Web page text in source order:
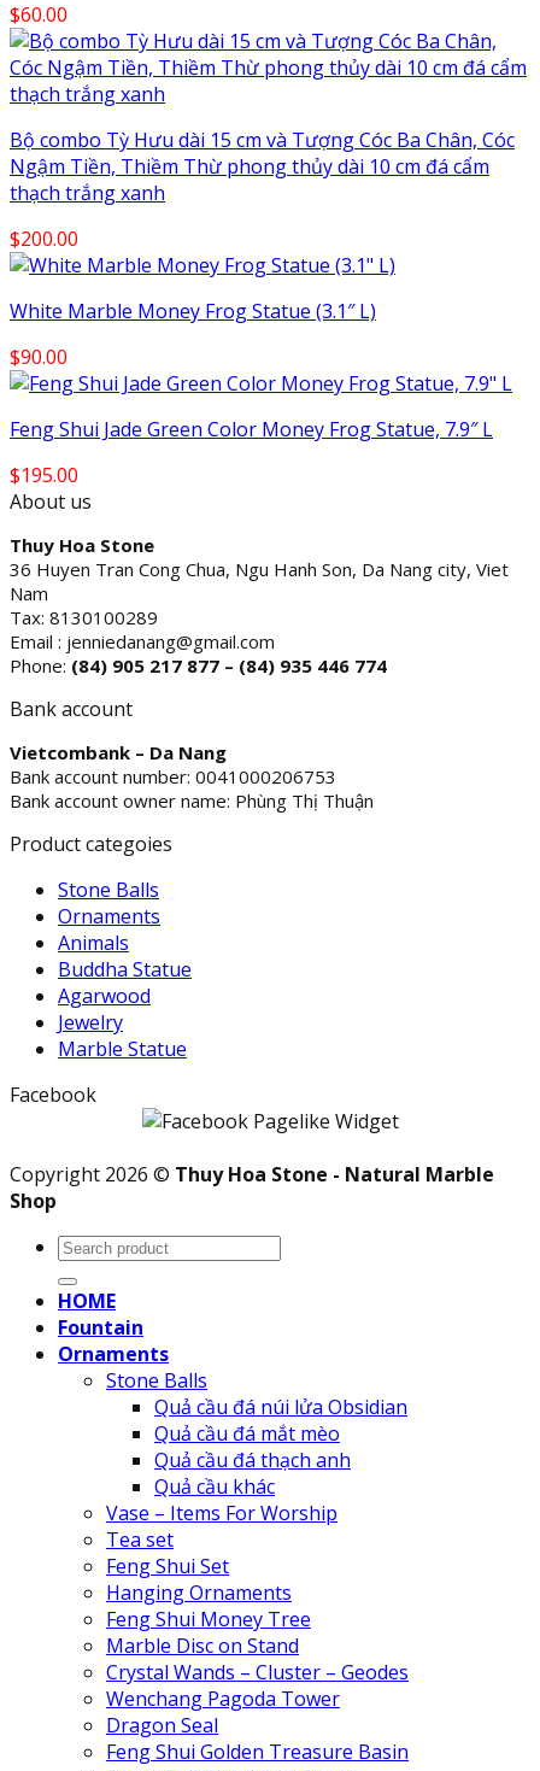
$60.00
Bộ combo Tỳ Hưu dài 15 cm và Tượng Cóc Ba Chân, Cóc
Ngậm Tiền, Thiềm Thừ phong thủy dài 10 cm đá cẩm
thạch trắng xanh
$200.00
White Marble Money Frog Statue (3.1″ L)
$90.00
Feng Shui Jade Green Color Money Frog Statue, 7.9″ L
$195.00
About us
Thuy Hoa Stone
36 Huyen Tran Cong Chua, Ngu Hanh Son, Da Nang city, Viet
Nam
Tax: 8130100289
Email : jenniedanang@gmail.com
Phone: (84) 905 217 877 – (84) 935 446 774
Bank account
Vietcombank – Da Nang
Bank account number: 0041000206753
Bank account owner name: Phùng Thị Thuận
Product categoies
Stone Balls
Ornaments
Animals
Buddha Statue
Agarwood
Jewelry
Marble Statue
Facebook
Copyright 2026 © Thuy Hoa Stone - Natural Marble
Shop
Search
for:
HOME
Fountain
Ornaments
Stone Balls
Quả cầu đá núi lửa Obsidian
Quả cầu đá mắt mèo
Quả cầu đá thạch anh
Quả cầu khác
Vase – Items For Worship
Tea set
Feng Shui Set
Hanging Ornaments
Feng Shui Money Tree
Marble Disc on Stand
Crystal Wands – Cluster – Geodes
Wenchang Pagoda Tower
Dragon Seal
Feng Shui Golden Treasure Basin